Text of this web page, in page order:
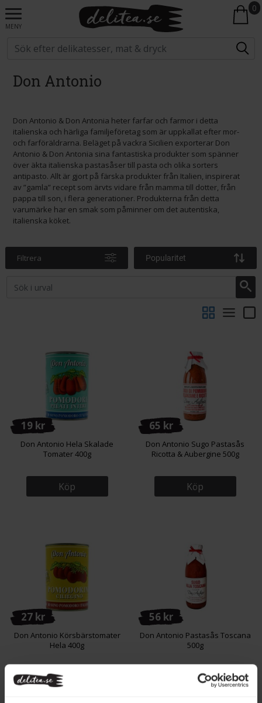
MENY
0
Don Antonio
Don Antonio & Don Antonia heter farfar och farmor i detta
italienska och härliga familjeföretag som är uppkallat efter mor-
och farföräldrarna. Beläget på vackra Sicilien exporterar Don
Antonio & Don Antonia sina fantastiska produkter som spänner
över äkta italienska pastasåser till pasta och olika sorters
antipasto. Allt är gjort på färska produkter från Italien, inspirerat
av ”gamla” recept som ärvts vidare från mamma till dotter, från
pappa till son, i flera generationer. Produkterna från detta
varumärke har en smak som påminner om det autentiska,
italienska köket.
Filtrera Popularitet
19 kr
Don Antonio Hela Skalade
Tomater 400g
Köp
65 kr
Don Antonio Sugo Pastasås
Ricotta & Aubergine 500g
Köp
27 kr
Don Antonio Körsbärstomater
Hela 400g
Köp
56 kr
Don Antonio Pastasås Toscana
500g
Köp